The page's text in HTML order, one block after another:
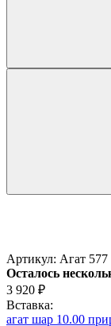
Артикул: Агат 577
Осталось
3 920 ₽
Вставка:
агат шар 10.00